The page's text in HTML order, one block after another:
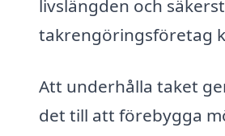
livslängden och
takrengöringsföretag
Att underhålla taket
det till att förebygga